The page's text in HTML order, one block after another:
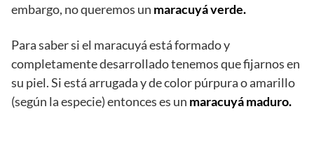
embargo, no queremos un maracuyá verde.
Para saber si el maracuyá está formado y
completamente desarrollado tenemos que fijarnos en
su piel. Si está arrugada y de color púrpura o amarillo
(según la especie) entonces es un maracuyá maduro.